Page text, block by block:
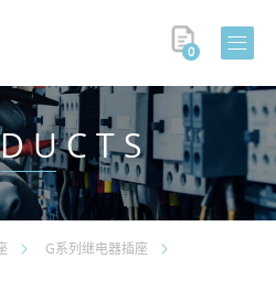
0
G系列继电器插座